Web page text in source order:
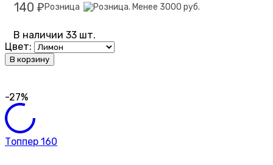
140 ₽ Розница
В наличии 33 шт.
Цвет:
В корзину
-27%
Топпер 160